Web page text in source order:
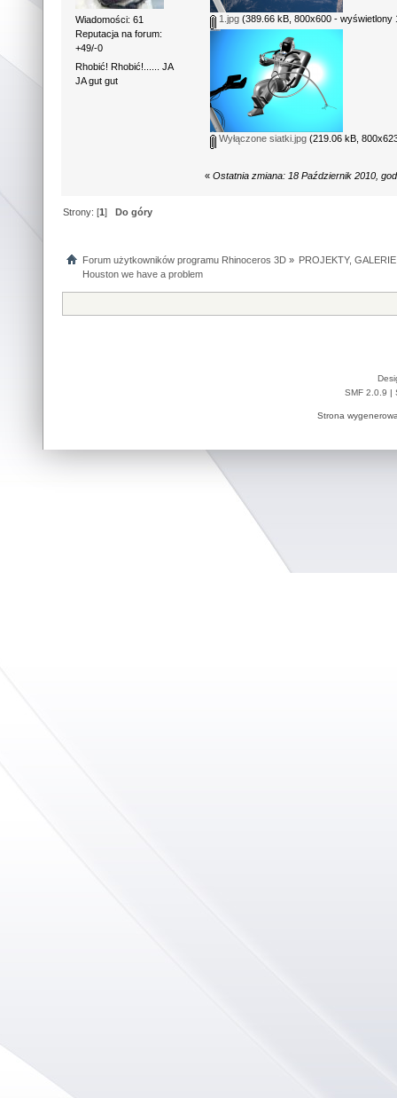
Wiadomości: 61
Reputacja na forum:
+49/-0
Rhobić! Rhobić!...... JA
JA gut gut
1.jpg(389.66 kB, 800x600 - wyświetlony
Wyłączone siatki.jpg(219.06 kB,
«Ostatnia zmiana: 18 Październik 2010,
Strony: [1]Do góry
Forum użytkowników programu Rhinoceros 3D» PROJEKTY,
Houston we have a problem
SMF 2.0.9 |
Strona